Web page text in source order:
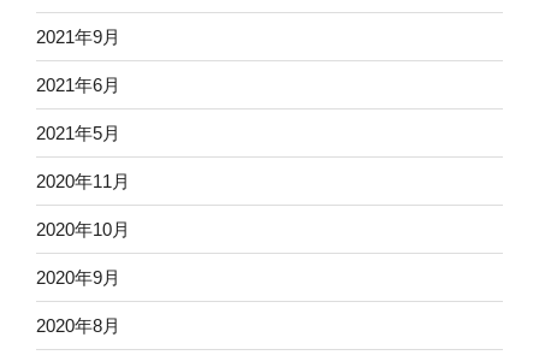
2021年9月
2021年6月
2021年5月
2020年11月
2020年10月
2020年9月
2020年8月